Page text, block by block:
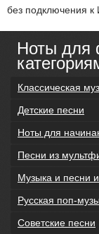
без подключения к
Ноты для
Классическая
Детские песни
Ноты для
Песни из
Музыка и песни
Русская поп-
Советские песни